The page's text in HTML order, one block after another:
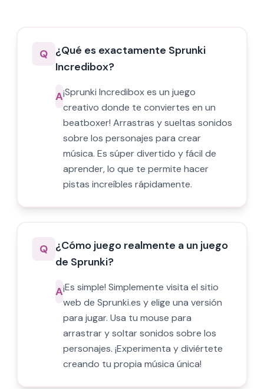
Q ¿Qué es exactamente Sprunki
Incredibox?
A¡Sprunki Incredibox es un juego
creativo donde te conviertes en un
beatboxer! Arrastras y sueltas sonidos
sobre los personajes para crear
música. Es súper divertido y fácil de
aprender, lo que te permite hacer
pistas increíbles rápidamente.
Q ¿Cómo juego realmente a un juego
de Sprunki?
A¡Es simple! Simplemente visita el sitio
web de Sprunki.es y elige una versión
para jugar. Usa tu mouse para
arrastrar y soltar sonidos sobre los
personajes. ¡Experimenta y diviértete
creando tu propia música única!